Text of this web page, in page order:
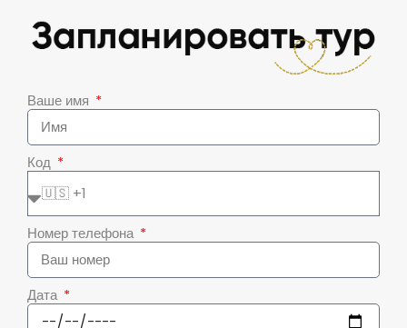
Ваше имя
Код
Номер телефона
Дата